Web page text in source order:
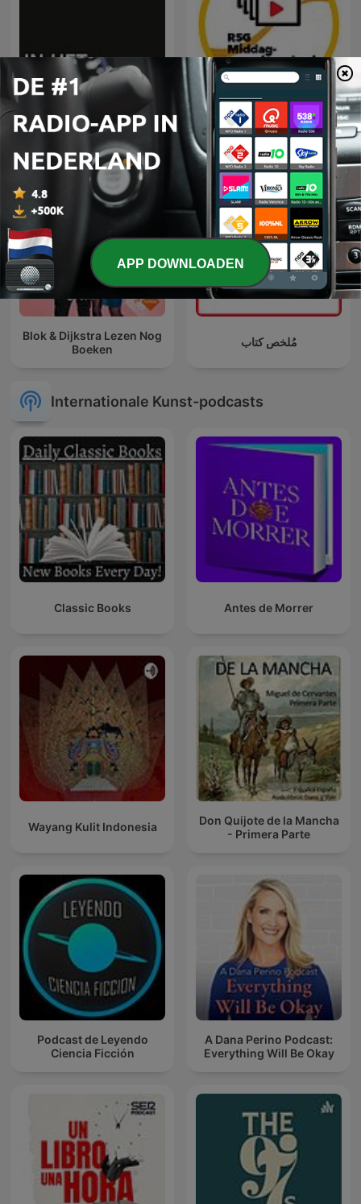
In het Rijksmuseum Middagvervolgverhaal
Blok & Dijkstra Lezen Nog
Boeken
مُلخص كتاب
Internationale Kunst-podcasts
Classic Books Antes de Morrer
Wayang Kulit Indonesia
Don Quijote de la Mancha
- Primera Parte
Podcast de Leyendo
Ciencia Ficción
A Dana Perino Podcast:
Everything Will Be Okay
APP DOWNLOADEN